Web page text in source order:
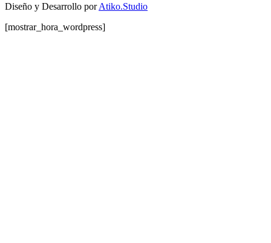
Diseño y Desarrollo porAtiko.Studio
[mostrar_hora_wordpress]